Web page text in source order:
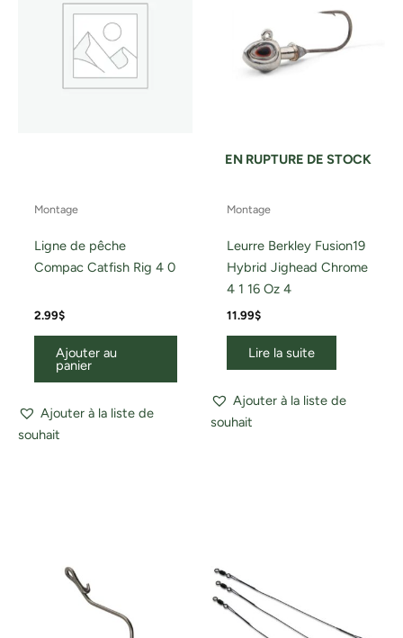
Montage
Ligne de pêche
Compac Catfish Rig 4 0
2.99$
Ajouter au
panier
Ajouter à la liste de
souhait
EN RUPTURE DE STOCK
Montage
Leurre Berkley Fusion19
Hybrid Jighead Chrome
4 1 16 Oz 4
11.99$
Lire la suite
Ajouter à la liste de
souhait